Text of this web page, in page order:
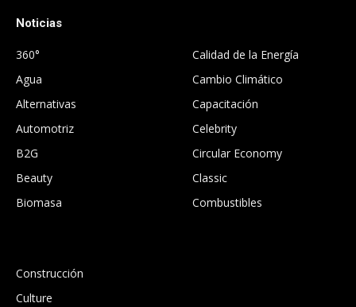
Noticias
360°
Agua
Alternativas
Automotriz
B2G
Beauty
Biomasa
Calidad de la Energía
Cambio Climático
Capacitación
Celebrity
Circular Economy
Classic
Combustibles
Construcción
Culture